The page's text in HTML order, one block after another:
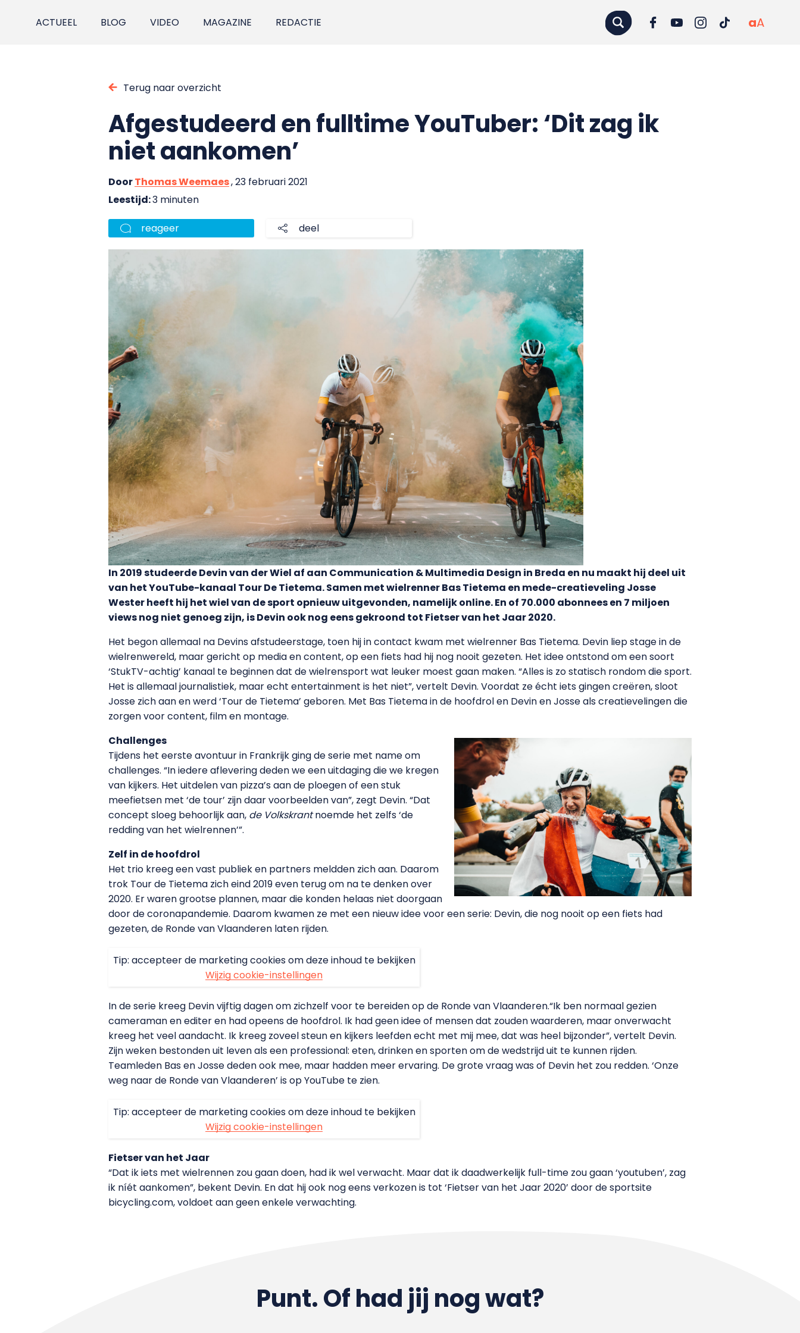
ACTUEEL BLOG VIDEO MAGAZINE REDACTIE aA
Terug naar overzicht
Afgestudeerd en fulltime YouTuber: ‘Dit zag ik
niet aankomen’
DoorThomas Weemaes, 23 februari 2021
Leestijd:3 minuten
reageer deel
In 2019 studeerde Devin van der Wiel af aan Communication & Multimedia Design in Breda en nu maakt hij deel uit
van het YouTube-kanaal Tour De Tietema. Samen met wielrenner Bas Tietema en mede-creatieveling Josse
Wester heeft hij het wiel van de sport opnieuw uitgevonden, namelijk online. En of 70.000 abonnees en 7 miljoen
views nog niet genoeg zijn, is Devin ook nog eens gekroond tot Fietser van het Jaar 2020.
Het begon allemaal na Devins afstudeerstage, toen hij in contact kwam met wielrenner Bas Tietema. Devin liep stage in de
wielrenwereld, maar gericht op media en content, op een fiets had hij nog nooit gezeten. Het idee ontstond om een soort
‘StukTV-achtig’ kanaal te beginnen dat de wielrensport wat leuker moest gaan maken. “Alles is zo statisch rondom die sport.
Het is allemaal journalistiek, maar echt entertainment is het niet”, vertelt Devin. Voordat ze écht iets gingen creëren, sloot
Josse zich aan en werd ‘Tour de Tietema’ geboren. Met Bas Tietema in de hoofdrol en Devin en Josse als creatievelingen die
zorgen voor content, film en montage.
Challenges
Tijdens het eerste avontuur in Frankrijk ging de serie met name om
challenges. “In iedere aflevering deden we een uitdaging die we kregen
van kijkers. Het uitdelen van pizza’s aan de ploegen of een stuk
meefietsen met ‘de tour’ zijn daar voorbeelden van”, zegt Devin. “Dat
concept sloeg behoorlijk aan, de Volkskrantnoemde het zelfs ‘de
redding van het wielrennen’”.
Zelf in de hoofdrol
Het trio kreeg een vast publiek en partners meldden zich aan. Daarom
trok Tour de Tietema zich eind 2019 even terug om na te denken over
2020. Er waren grootse plannen, maar die konden helaas niet doorgaan
door de coronapandemie. Daarom kwamen ze met een nieuw idee voor een serie: Devin, die nog nooit op een fiets had
gezeten, de Ronde van Vlaanderen laten rijden.
Tip: accepteer de marketing cookies om deze inhoud te bekijken
Wijzig cookie-instellingen
In de serie kreeg Devin vijftig dagen om zichzelf voor te bereiden op de Ronde van Vlaanderen.“Ik ben normaal gezien
cameraman en editer en had opeens de hoofdrol. Ik had geen idee of mensen dat zouden waarderen, maar onverwacht
kreeg het veel aandacht. Ik kreeg zoveel steun en kijkers leefden echt met mij mee, dat was heel bijzonder”, vertelt Devin.
Zijn weken bestonden uit leven als een professional: eten, drinken en sporten om de wedstrijd uit te kunnen rijden.
Teamleden Bas en Josse deden ook mee, maar hadden meer ervaring. De grote vraag was of Devin het zou redden. ‘Onze
weg naar de Ronde van Vlaanderen’ is op YouTube te zien.
Tip: accepteer de marketing cookies om deze inhoud te bekijken
Wijzig cookie-instellingen
Fietser van het Jaar
“Dat ik iets met wielrennen zou gaan doen, had ik wel verwacht. Maar dat ik daadwerkelijk full-time zou gaan ‘youtuben’, zag
ik níét aankomen”, bekent Devin. En dat hij ook nog eens verkozen is tot ‘Fietser van het Jaar 2020’ door de sportsite
bicycling.com, voldoet aan geen enkele verwachting.
Punt. Of had jij nog wat?